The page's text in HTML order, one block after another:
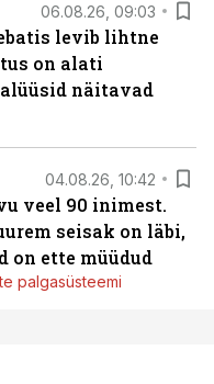
06.08.26, 09:03
levib lihtne
on alati
näitavad
04.08.26, 10:42
veel 90 inimest.
seisak on läbi,
on ette müüdud
palgasüsteemi